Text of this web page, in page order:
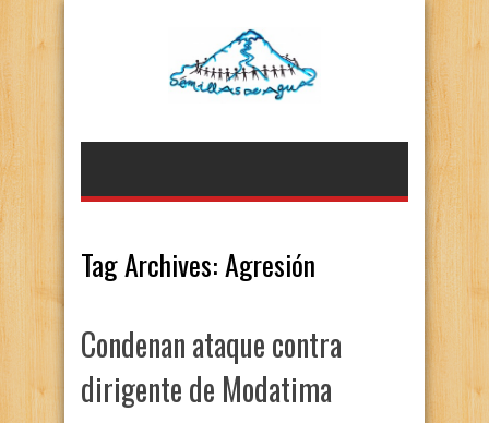
Tag Archives:Agresión
Condenan ataque contra
dirigente de Modatima